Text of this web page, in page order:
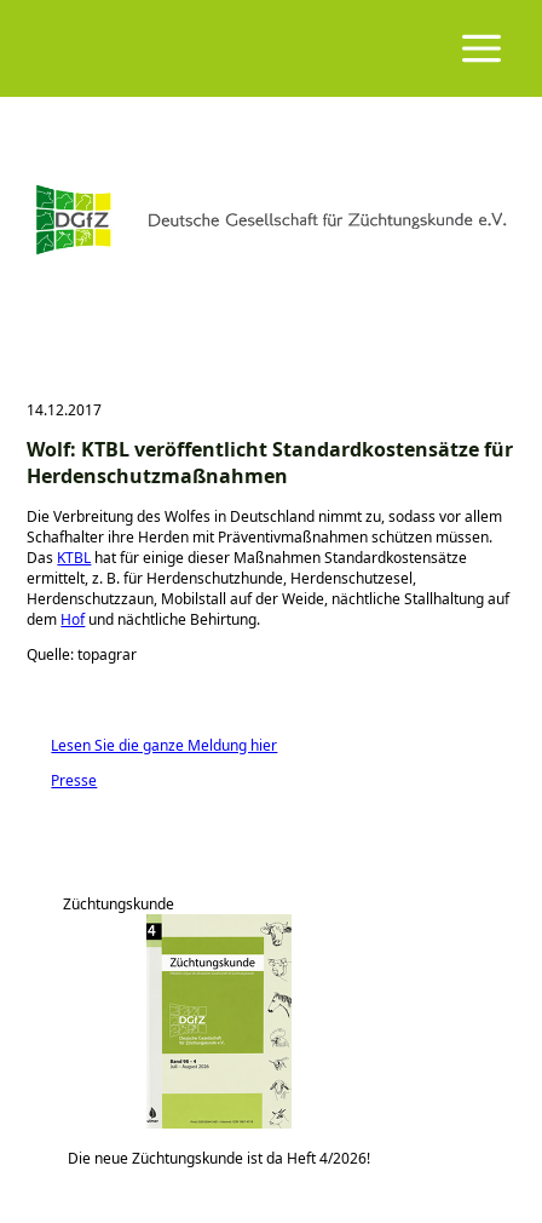
14.12.2017
Wolf: KTBL veröffentlicht Standardkostensätze für
Herdenschutzmaßnahmen
Die Verbreitung des Wolfes in Deutschland nimmt zu, sodass vor allem
Schafhalter ihre Herden mit Präventivmaßnahmen schützen müssen.
Das KTBL hat für einige dieser Maßnahmen Standardkostensätze
ermittelt, z. B. für Herdenschutzhunde, Herdenschutzesel,
Herdenschutzzaun, Mobilstall auf der Weide, nächtliche Stallhaltung auf
dem Hofund nächtliche Behirtung.
Quelle: topagrar
Lesen Sie die ganze Meldung hier
Presse
Züchtungskunde
Die neue Züchtungskunde ist da Heft 4/2026!